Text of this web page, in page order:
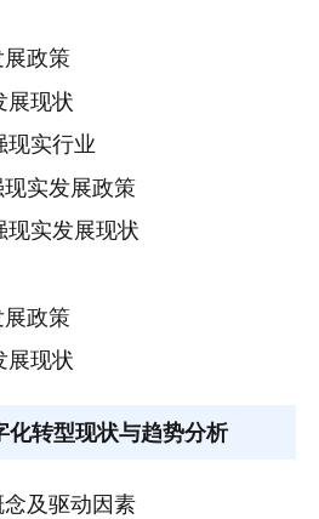
展政策
展现状
现实行业
现实发展政策
现实发展现状
展政策
展现状
化转型现状与趋势分析
念及驱动因素